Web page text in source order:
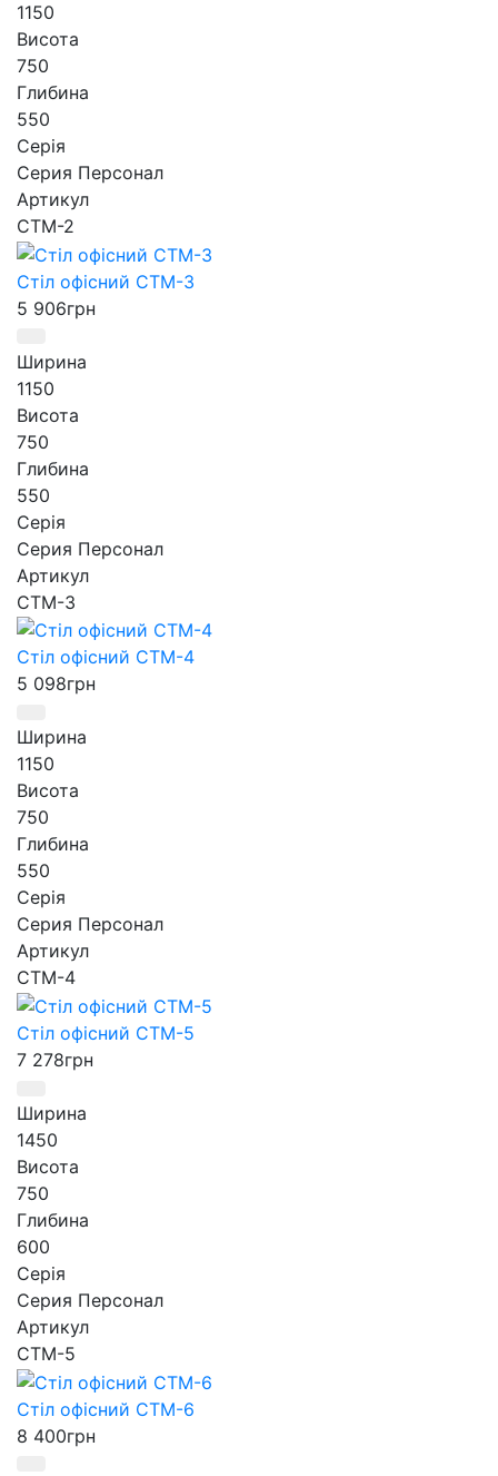
1150
Висота
750
Глибина
550
Серія
Серия Персонал
Артикул
СТМ-2
Стіл офісний СТМ-3
5 906грн
Ширина
1150
Висота
750
Глибина
550
Серія
Серия Персонал
Артикул
СТМ-3
Стіл офісний СТМ-4
5 098грн
Ширина
1150
Висота
750
Глибина
550
Серія
Серия Персонал
Артикул
СТМ-4
Стіл офісний СТМ-5
7 278грн
Ширина
1450
Висота
750
Глибина
600
Серія
Серия Персонал
Артикул
СТМ-5
Стіл офісний СТМ-6
8 400грн